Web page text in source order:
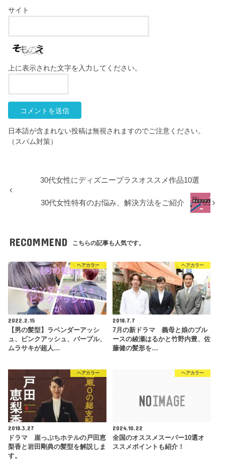
サイト
上に表示された文字を入力してください。
日本語が含まれない投稿は無視されますのでご注意ください。
（スパム対策）
30代女性にディズニープラスオススメ作品10選
30代女性特有のお悩み、解決方法をご紹介
RECOMMEND こちらの記事も人気です。
ヘアカラー
2022.2.15
【男の髪型】ラベンダーアッシ
ュ、ピンクアッシュ、パープル、
ムラサキが超人…
ヘアカラー
2018.7.7
7月の新ドラマ 義母と娘のブル
ースの綾瀬はるかと竹野内豊、佐
藤健の髪形を…
ヘアカラー
2018.3.27
ドラマ 崖っぷちホテルの戸田恵
梨香と岩田剛典の髪型を解説しま
す。
ヘアカラー
2024.10.22
全国のオススメスーパー10選オ
ススメポイントも紹介！